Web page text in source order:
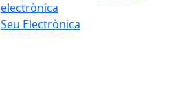
Seu Electrònica